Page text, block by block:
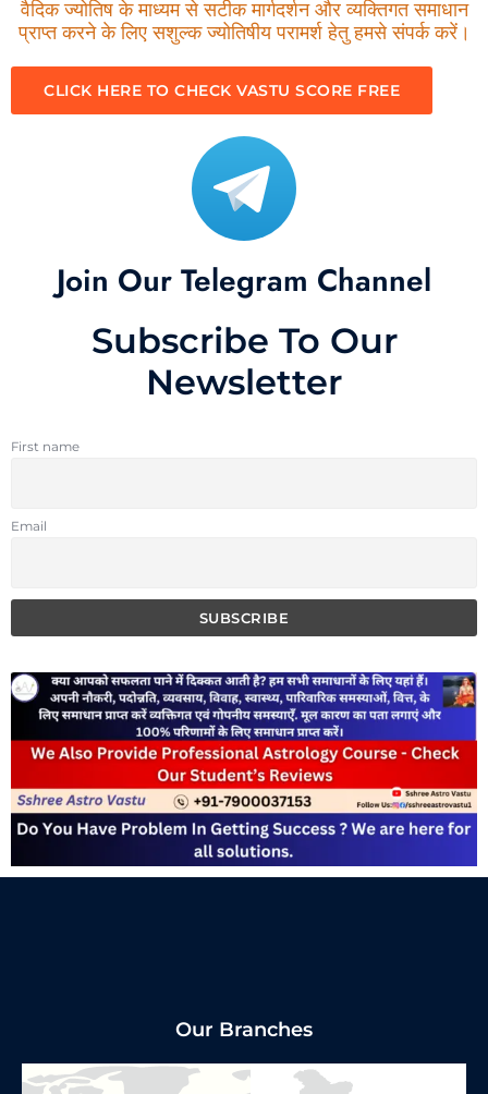
वैदिक ज्योतिष के माध्यम से सटीक मार्गदर्शन और व्यक्तिगत समाधान
प्राप्त करने के लिए सशुल्क ज्योतिषीय परामर्श हेतु हमसे संपर्क करें।
CLICK HERE TO CHECK VASTU SCORE FREE
Join Our Telegram Channel
Subscribe To Our
Newsletter
First name
Email
Our Branches